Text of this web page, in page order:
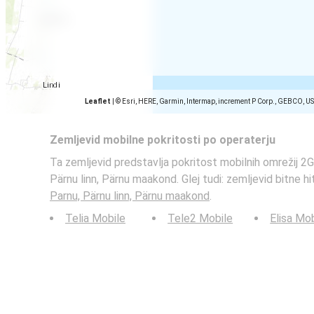
Leaflet © Esri, HERE, Garmin, Intermap, increment P Corp., GEBCO,
Zemljevid mobilne pokritosti po operaterju
Ta zemljevid predstavlja pokritost mobilnih omrežij
Pärnu linn, Pärnu maakond. Glej tudi: zemljevid bitne
Parnu, Pärnu linn, Pärnu maakond.
Telia Mobile
Tele2 Mobile Elisa